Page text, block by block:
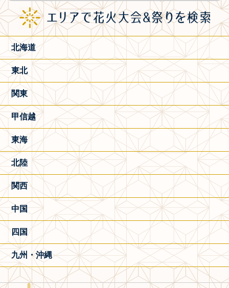
北海道
東北
関東
甲信越
東海
北陸
関西
中国
四国
九州・沖縄